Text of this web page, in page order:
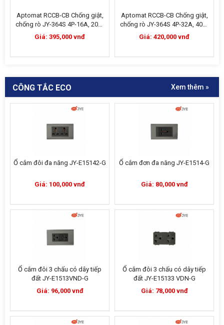
Aptomat RCCB-CB Chống giật,
chống rò JY-364S 4P-16A, 20A,
25A
Giá: 395,000 vnđ
Aptomat RCCB-CB Chống giật,
chống rò JY-364S 4P-32A, 40A,
50A, 63A
Giá: 420,000 vnđ
CÔNG TẮC ECO Xem thêm »
Ổ cắm đôi đa năng JY-E15142-G
Giá: 100,000 vnđ
Ổ cắm đơn đa năng JY-E1514-G
Giá: 80,000 vnđ
Ổ cắm đôi 3 chấu có dây tiếp
đất JY-E1513VND-G
Giá: 96,000 vnđ
Ổ cắm đôi 3 chấu có dây tiếp
đất JY-E15133 VDN-G
Giá: 78,000 vnđ